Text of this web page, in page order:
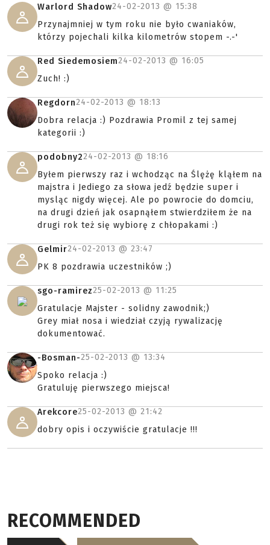
Warlord Shadow24-02-2013 @ 15:38
Przynajmniej w tym roku nie było cwaniaków,
którzy pojechali kilka kilometrów stopem -.-'
Red Siedemosiem24-02-2013 @ 16:05
Zuch! :)
Regdorn24-02-2013 @ 18:13
Dobra relacja :) Pozdrawia Promil z tej samej
kategorii :)
podobny224-02-2013 @ 18:16
Byłem pierwszy raz i wchodząc na Ślężę kląłem na
majstra i Jediego za słowa jedź będzie super i
mysląc nigdy więcej. Ale po powrocie do domciu,
na drugi dzień jak osapnąłem stwierdziłem że na
drugi rok też się wybiorę z chłopakami :)
Gelmir24-02-2013 @ 23:47
PK 8 pozdrawia uczestników ;)
sgo-ramirez25-02-2013 @ 11:25
Gratulacje Majster - solidny zawodnik;)
Grey miał nosa i wiedział czyją rywalizację
dokumentować.
-Bosman-25-02-2013 @ 13:34
Spoko relacja :)
Gratuluję pierwszego miejsca!
Arekcore25-02-2013 @ 21:42
dobry opis i oczywiście gratulacje !!!
RECOMMENDED